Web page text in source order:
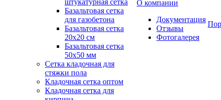
штукатурная сетка
Базальтовая сетка
для газобетона
Базальтовая сетка
20x20 см
Базальтовая сетка
50x50 мм
Сетка кладочная для
стяжки пола
Кладочная сетка оптом
Кладочная сетка для
О компании
Документация
Отзывы
Фотогалерея